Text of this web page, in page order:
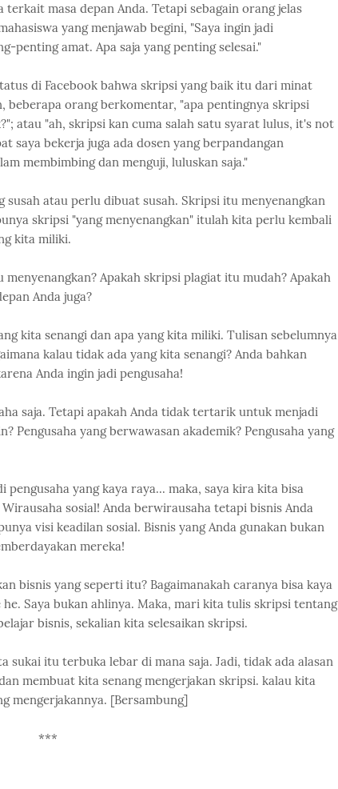
masa depan Anda. Tetapi sebagain orang jelas
yang menjawab begini, "Saya ingin jadi
penting amat. Apa saja yang penting selesai."
di Facebook bahwa skripsi yang baik itu dari minat
beberapa orang berkomentar, "apa pentingnya skripsi
atau "ah, skripsi kan cuma salah satu syarat lulus, it's not
saya bekerja juga ada dosen yang berpandangan
membimbing dan menguji, luluskan saja."
susah atau perlu dibuat susah. Skripsi itu menyenangkan
skripsi "yang menyenangkan" itulah kita perlu kembali
kita miliki.
Apakah skripsi plagiat itu mudah? Apakah
Anda juga?
kita senangi dan apa yang kita miliki. Tulisan sebelumnya
kalau tidak ada yang kita senangi? Anda bahkan
Anda ingin jadi pengusaha!
saja. Tetapi apakah Anda tidak tertarik untuk menjadi
Pengusaha yang berwawasan akademik? Pengusaha yang
pengusaha yang kaya raya... maka, saya kira kita bisa
Wirausaha sosial! Anda berwirausaha tetapi bisnis Anda
visi keadilan sosial. Bisnis yang Anda gunakan bukan
mereka!
bisnis yang seperti itu? Bagaimanakah caranya bisa kaya
Saya bukan ahlinya. Maka, mari kita tulis skripsi tentang
bisnis, sekalian kita selesaikan skripsi.
sukai itu terbuka lebar di mana saja. Jadi, tidak ada alasan
membuat kita senang mengerjakan skripsi. kalau kita
mengerjakannya. [Bersambung]
***